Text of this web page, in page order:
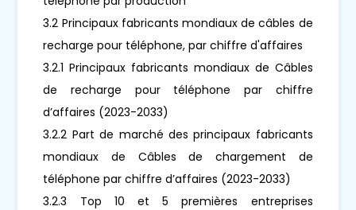
3.2 Principaux fabricants mondiaux de câbles de
recharge pour téléphone, par chiffre d'affaires
3.2.1 Principaux fabricants mondiaux de Câbles
de recharge pour téléphone par chiffre
d’affaires (2023-2033)
3.2.2 Part de marché des principaux fabricants
mondiaux de Câbles de chargement de
téléphone par chiffre d’affaires (2023-2033)
3.2.3 Top 10 et 5 premières entreprises